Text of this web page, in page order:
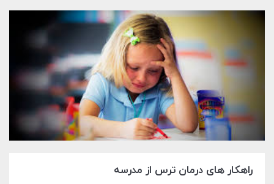
راهکار های درمان ترس از مدرسه